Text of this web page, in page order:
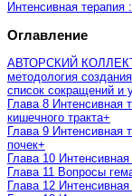
Интенсивная терапия
Оглавление
АВТОРСКИЙ
методология
список сокращений и
Глава 8 Интенсивная
кишечного тракта+
Глава 9 Интенсивная
почек+
Глава 10
Глава 11 Вопросы
Глава 12